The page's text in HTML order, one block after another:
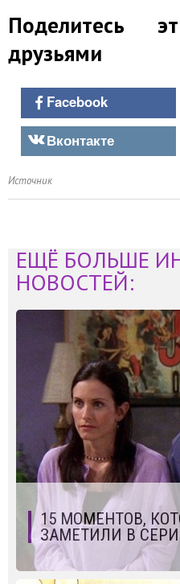
Поделитесь
друзьями
Facebook
Вконтакте
Источник
ЕЩЁ БОЛЬШЕ
НОВОСТЕЙ:
15 МОМЕНТОВ,
ЗАМЕТИЛИ В